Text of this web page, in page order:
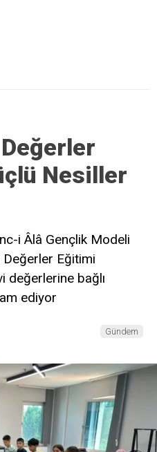
Nesiller
i Âlâ Gençlik Modeli
Değerler Eğitimi
değerlerine bağlı
ediyor
Gündem